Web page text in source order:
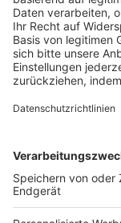
Trainerbörse
Login SpielPlus
FOLGE DEM
TOP-VEREINE